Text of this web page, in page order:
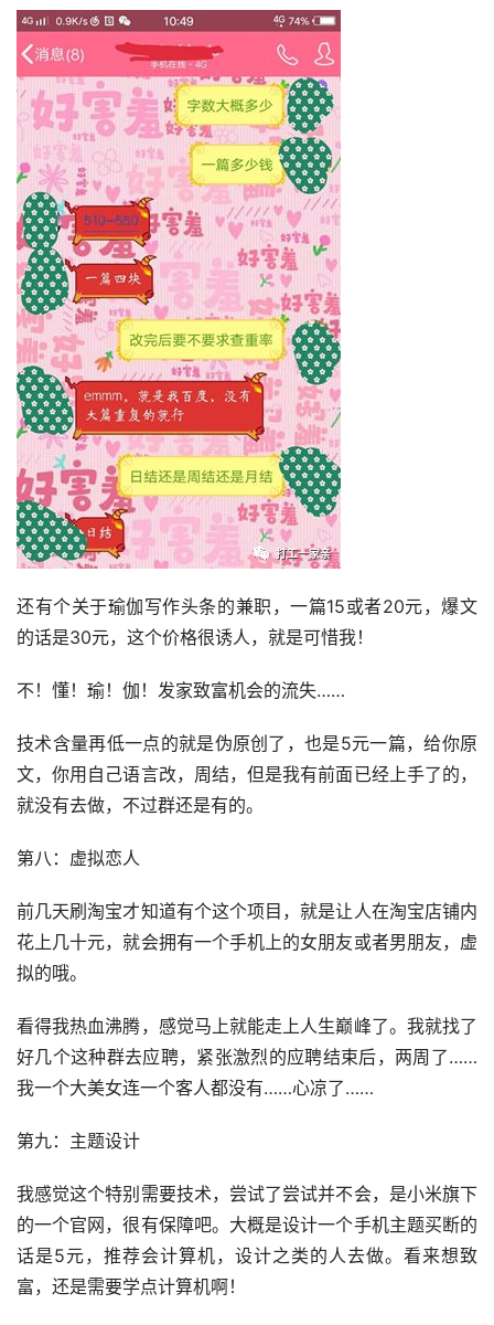
还有个关于瑜伽写作头条的兼职，一篇15或者20元，爆文
的话是30元，这个价格很诱人，就是可惜我！
不！懂！瑜！伽！发家致富机会的流失……
技术含量再低一点的就是伪原创了，也是5元一篇，给你原
文，你用自己语言改，周结，但是我有前面已经上手了的，
就没有去做，不过群还是有的。
第八：虚拟恋人
前几天刷淘宝才知道有个这个项目，就是让人在淘宝店铺内
花上几十元，就会拥有一个手机上的女朋友或者男朋友，虚
拟的哦。
看得我热血沸腾，感觉马上就能走上人生巅峰了。我就找了
好几个这种群去应聘，紧张激烈的应聘结束后，两周了……
我一个大美女连一个客人都没有……心凉了……
第九：主题设计
我感觉这个特别需要技术，尝试了尝试并不会，是小米旗下
的一个官网，很有保障吧。大概是设计一个手机主题买断的
话是5元，推荐会计算机，设计之类的人去做。看来想致
富，还是需要学点计算机啊！